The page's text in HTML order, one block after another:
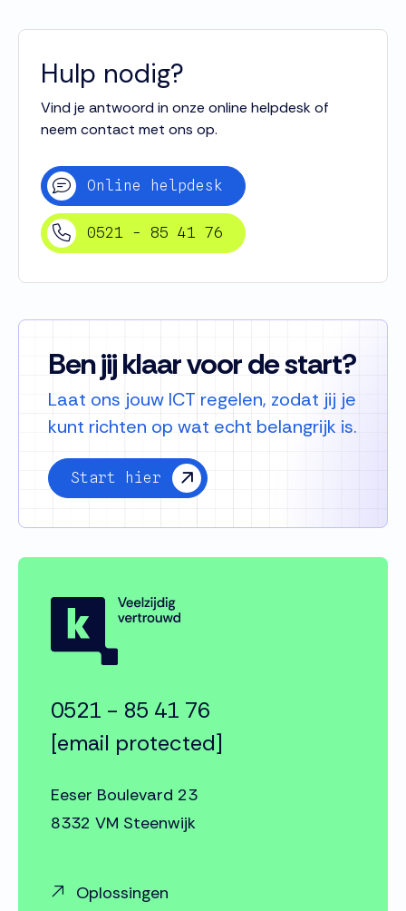
Hulp nodig?
Vind je antwoord in onze online helpdesk of
neem contact met ons op.
Online helpdesk
0521 - 85 41 76
Ben jij klaar voor de start?
Laat ons jouw ICT regelen, zodat jij je
kunt richten op wat echt belangrijk is.
Start hier
0521 - 85 41 76
[email protected]
Eeser Boulevard 23
8332 VM Steenwijk
Oplossingen